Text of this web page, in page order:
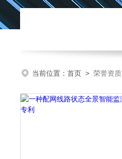
当前位置： 首页 > 荣誉资质